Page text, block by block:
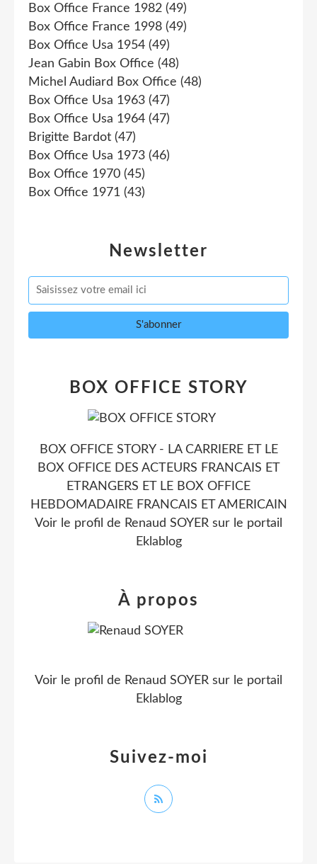
Newsletter
Box Office France 1982 (49)
Box Office France 1998 (49)
Box Office Usa 1954 (49)
Jean Gabin Box Office (48)
Michel Audiard Box Office (48)
Box Office Usa 1963 (47)
Box Office Usa 1964 (47)
Brigitte Bardot (47)
Box Office Usa 1973 (46)
Box Office 1970 (45)
Box Office 1971 (43)
BOX OFFICE STORY
BOX OFFICE STORY - LA CARRIERE ET LE
BOX OFFICE DES ACTEURS FRANCAIS ET
ETRANGERS ET LE BOX OFFICE
HEBDOMADAIRE FRANCAIS ET AMERICAIN
Voir le profil de Renaud SOYER sur le portail
Eklablog
Suivez-moi
À propos
Voir le profil de Renaud SOYER sur le portail
Eklablog